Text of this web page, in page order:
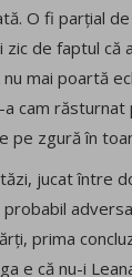
O fi parțial
zic de faptul că
mai poartă
cam răsturnat
pe zgură în
jucat între
prima
e că nu-i